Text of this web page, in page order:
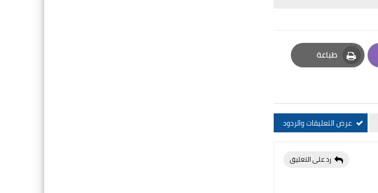
طباعة
Print
عرض التعليقات والردود
رد على التعليق